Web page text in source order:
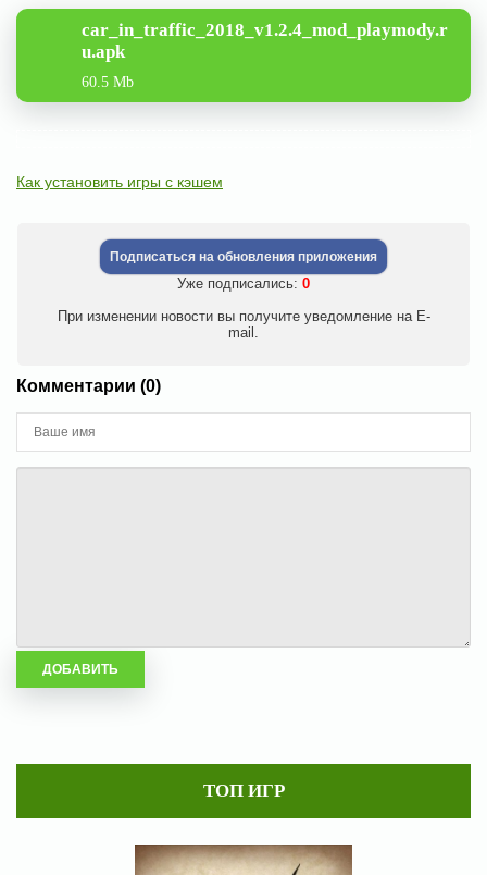
car_in_traffic_2018_v1.2.4_mod_playmody.r
u.apk
60.5 Mb
Как установить игры с кэшем
Подписаться на обновления приложения
Уже подписались: 0
При изменении новости вы получите уведомление на E-
mail.
Комментарии (0)
ТОП ИГР